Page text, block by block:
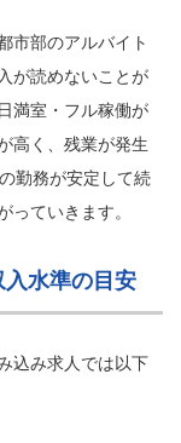
市部のアルバイト
が読めないことが
満室・フル稼働が
高く、残業が発生
勤務が安定して続
ていきます。
水準の目安
込み求人では以下